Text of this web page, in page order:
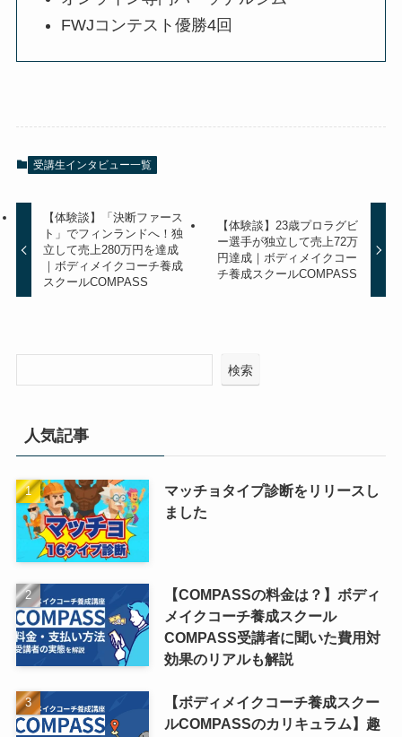
FWJコンテスト優勝4回
受講生インタビュー一覧
【体験談】「決断ファース
ト」でフィンランドへ！独
立して売上280万円を達成
｜ボディメイクコーチ養成
スクールCOMPASS
【体験談】23歳プロラグビ
ー選手が独立して売上72万
円達成｜ボディメイクコー
チ養成スクールCOMPASS
検索
人気記事
マッチョタイプ診断をリリースし
ました
【COMPASSの料金は？】ボディ
メイクコーチ養成スクール
COMPASS受講者に聞いた費用対
効果のリアルも解説
【ボディメイクコーチ養成スクー
ルCOMPASSのカリキュラム】趣